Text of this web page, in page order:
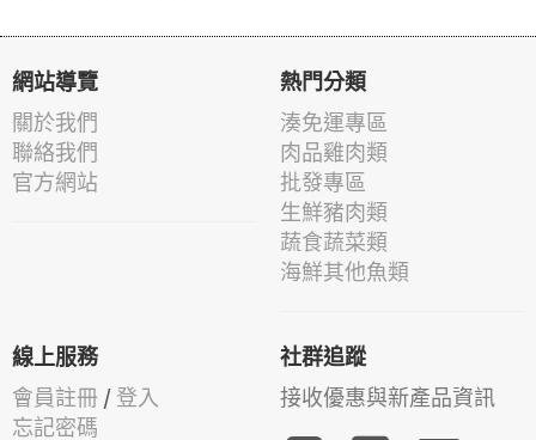
網站導覽
關於我們
聯絡我們
官方網站
熱門分類
湊免運專區
肉品雞肉類
批發專區
生鮮豬肉類
蔬食蔬菜類
海鮮其他魚類
線上服務
會員註冊 / 登入
忘記密碼
社群追蹤
接收優惠與新產品資訊